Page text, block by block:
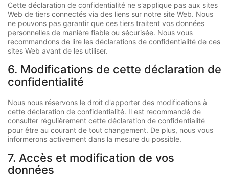
Cette déclaration de confidentialité ne s'applique pas aux sites
Web de tiers connectés via des liens sur notre site Web. Nous
ne pouvons pas garantir que ces tiers traitent vos données
personnelles de manière fiable ou sécurisée. Nous vous
recommandons de lire les déclarations de confidentialité de ces
sites Web avant de les utiliser.
6. Modifications de cette déclaration de
confidentialité
Nous nous réservons le droit d'apporter des modifications à
cette déclaration de confidentialité. Il est recommandé de
consulter régulièrement cette déclaration de confidentialité
pour être au courant de tout changement. De plus, nous vous
informerons activement dans la mesure du possible.
7. Accès et modification de vos
données